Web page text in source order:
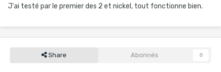
J'ai testé par le premier des 2 et nickel, tout fonctionne bien.
Share Abonnés 0